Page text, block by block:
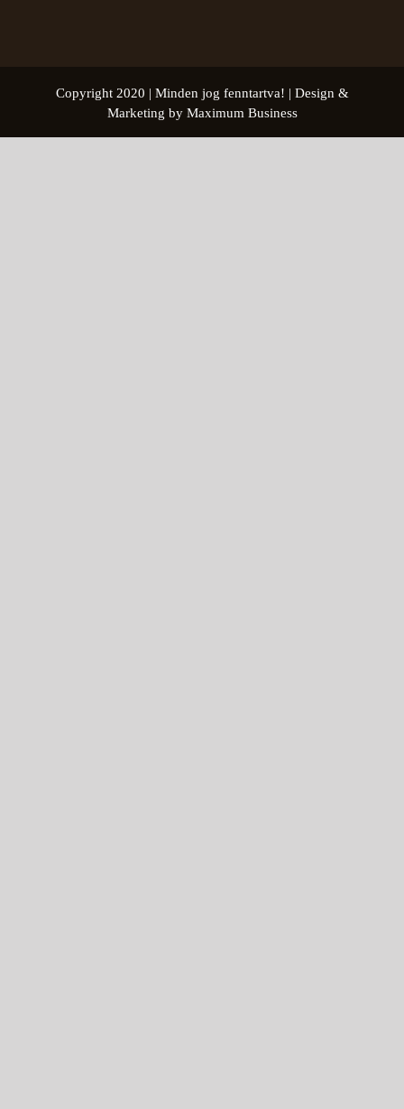
Copyright 2020 | Minden jog fenntartva! | Design &
Marketing by Maximum Business